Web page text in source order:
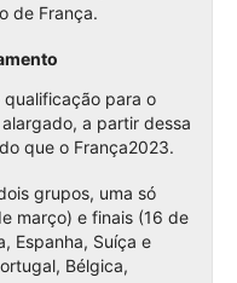
de França.
qualificação para o
a partir dessa
que o França2023.
grupos, uma só
março) e finais (16 de
Espanha, Suíça e
Bélgica,